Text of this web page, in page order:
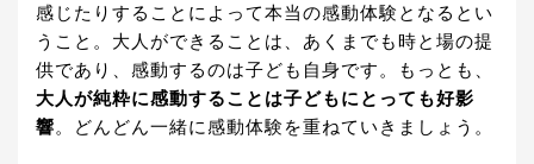
感じたりすることによって本当の感動体験となるとい
うこと。大人ができることは、あくまでも時と場の提
供であり、感動するのは子ども自身です。もっとも、
大人が純粋に感動することは子どもにとっても好影
響。どんどん一緒に感動体験を重ねていきましょう。